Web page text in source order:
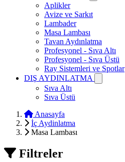
Aplikler
Avize ve Sarkıt
Lambader
Masa Lambası
Tavan Aydınlatma
Profesyonel - Sıva Altı
Profesyonel - Sıva Üstü
Ray Sistemleri ve Spotlar
DIŞ AYDINLATMA
Sıva Altı
Sıva Üstü
Anasayfa
İç Aydinlatma
Masa Lambası
Filtreler